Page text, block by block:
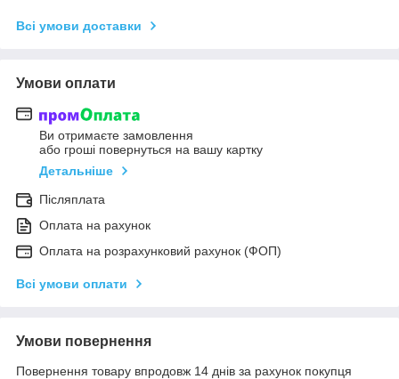
Всі умови доставки
Умови оплати
Ви отримаєте замовлення
або гроші повернуться на вашу картку
Детальніше
Післяплата
Оплата на рахунок
Оплата на розрахунковий рахунок (ФОП)
Всі умови оплати
Умови повернення
Повернення товару впродовж 14 днів за рахунок покупця